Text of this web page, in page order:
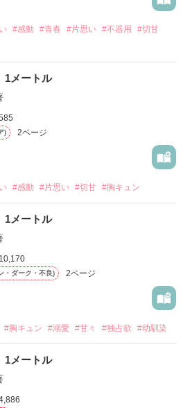
#感動 #青春 #片思い #不器用
#切甘
1メートル
) 2ページ
#感動 #片思い #切甘 #胸キュン
1メートル
・ダーク・不良) 2ページ
#胸キュン #溺愛 #甘々 #独占欲 #幼馴染
1メートル